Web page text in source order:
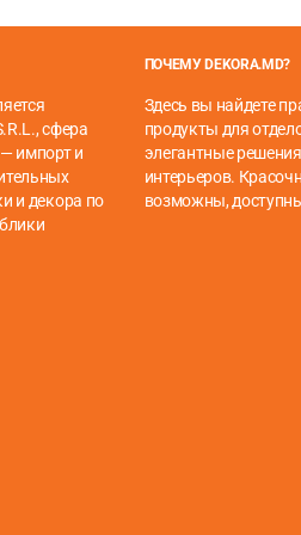
минералов горных пород
(HD Mineral Core)
сфера
импорт и
и декора по
ПОЧЕМУ DEKORA.MD?
Здесь вы найдете
продукты для
элегантные
интерьеров.
возможны,